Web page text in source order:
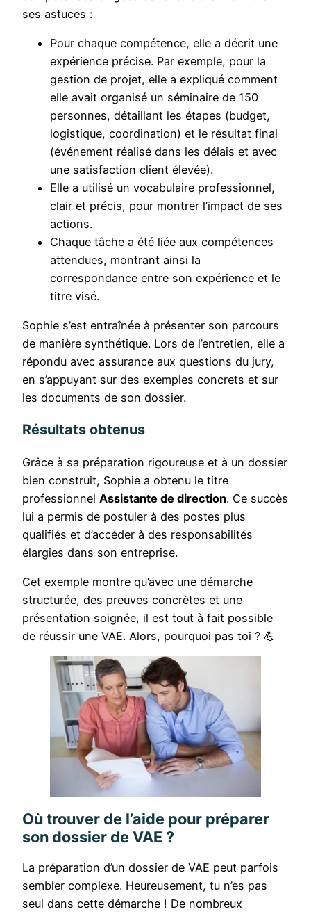
ses astuces :
Pour chaque compétence, elle a décrit une
expérience précise. Par exemple, pour la
gestion de projet, elle a expliqué comment
elle avait organisé un séminaire de 150
personnes, détaillant les étapes (budget,
logistique, coordination) et le résultat final
(événement réalisé dans les délais et avec
une satisfaction client élevée).
Elle a utilisé un vocabulaire professionnel,
clair et précis, pour montrer l’impact de ses
actions.
Chaque tâche a été liée aux compétences
attendues, montrant ainsi la
correspondance entre son expérience et le
titre visé.
Sophie s’est entraînée à présenter son parcours
de manière synthétique. Lors de l’entretien, elle a
répondu avec assurance aux questions du jury,
en s’appuyant sur des exemples concrets et sur
les documents de son dossier.
Résultats obtenus
Grâce à sa préparation rigoureuse et à un dossier
bien construit, Sophie a obtenu le titre
professionnel Assistante de direction. Ce succès
lui a permis de postuler à des postes plus
qualifiés et d’accéder à des responsabilités
élargies dans son entreprise.
Cet exemple montre qu’avec une démarche
structurée, des preuves concrètes et une
présentation soignée, il est tout à fait possible
de réussir une VAE. Alors, pourquoi pas toi ? 💪
Où trouver de l’aide pour préparer
son dossier de VAE ?
La préparation d’un dossier de VAE peut parfois
sembler complexe. Heureusement, tu n’es pas
seul dans cette démarche ! De nombreux